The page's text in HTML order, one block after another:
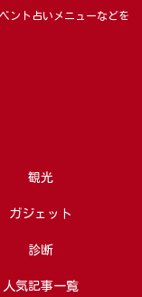
ベント占いメニューなどを
観光
ガジェット
診断
人気記事一覧